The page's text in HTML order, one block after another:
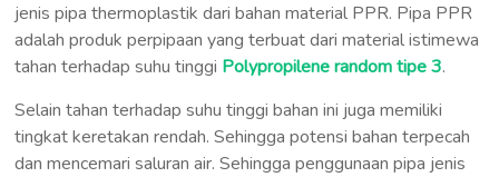
jenis pipa thermoplastik dari bahan material PPR. Pipa PPR
adalah produk perpipaan yang terbuat dari material istimewa
tahan terhadap suhu tinggi Polypropilene random tipe 3.
Selain tahan terhadap suhu tinggi bahan ini juga memiliki
tingkat keretakan rendah. Sehingga potensi bahan terpecah
dan mencemari saluran air. Sehingga penggunaan pipa jenis